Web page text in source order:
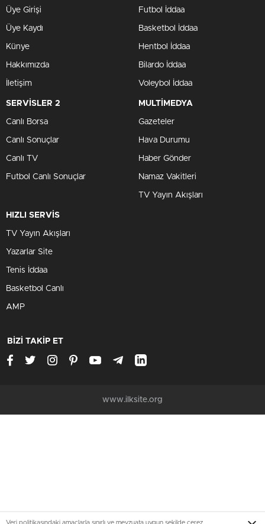
Üye Girişi
Üye Kaydı
Künye
Hakkımızda
İletişim
Futbol İddaa
Basketbol İddaa
Hentbol İddaa
Bilardo İddaa
Voleybol İddaa
SERVİSLER 2
Canlı Borsa
Canlı Sonuçlar
Canlı TV
Futbol Canlı Sonuçlar
MULTİMEDYA
Gazeteler
Hava Durumu
Haber Gönder
Namaz Vakitleri
TV Yayın Akışları
HIZLI SERVİS
TV Yayın Akışları
Yazarlar Site
Tenis İddaa
Basketbol Canlı
AMP
BİZİ TAKİP ET
www.ilksite.org
Veri politikasındaki amaçlarla sınırlı ve mevzuata uygun şekilde çerez